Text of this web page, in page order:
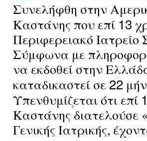
Συνελήφθη στην
Καστάνης που επί 13
Περιφερειακό Ιατρείο
Σύμφωνα με
να εκδοθεί στην
καταδικαστεί σε 22
Υπενθυμίζεται ότι επί
Καστάνης διατελούσε
Γενικής Ιατρικής,